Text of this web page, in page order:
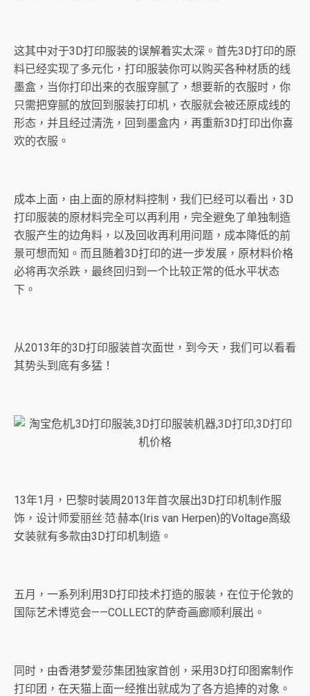
这其中对于3D打印服装的误解着实太深。首先3D打印的原
料已经实现了多元化，打印服装你可以购买各种材质的线
墨盒，当你打印出来的衣服穿腻了，想要新的衣服时，你
只需把穿腻的放回到服装打印机，衣服就会被还原成线的
形态，并且经过清洗，回到墨盒内，再重新3D打印出你喜
欢的衣服。
成本上面，由上面的原材料控制，我们已经可以看出，3D
打印服装的原材料完全可以再利用，完全避免了单独制造
衣服产生的边角料，以及回收再利用问题，成本降低的前
景可想而知。而且随着3D打印的进一步发展，原材料价格
必将再次杀跌，最终回归到一个比较正常的低水平状态
下。
从2013年的3D打印服装首次面世，到今天，我们可以看看
其势头到底有多猛！
13年1月，巴黎时装周2013年首次展出3D打印机制作服
饰，设计师爱丽丝·范·赫本(Iris van Herpen)的Voltage高级
女装就有多款由3D打印机制造。
五月，一系列利用3D打印技术打造的服装，在位于伦敦的
国际艺术博览会——COLLECT的萨奇画廊顺利展出。
同时，由香港梦爱莎集团独家首创，采用3D打印图案制作
打印团，在天猫上面一经推出就成为了各方追捧的对象。